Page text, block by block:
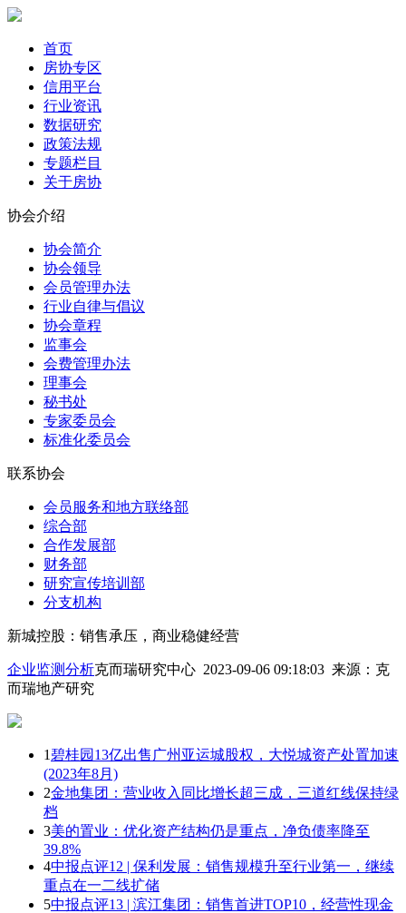
首页
房协专区
信用平台
行业资讯
数据研究
政策法规
专题栏目
关于房协
协会介绍
协会简介
协会领导
会员管理办法
行业自律与倡议
协会章程
监事会
会费管理办法
理事会
秘书处
专家委员会
标准化委员会
联系协会
会员服务和地方联络部
综合部
合作发展部
财务部
研究宣传培训部
分支机构
新城控股：销售承压，商业稳健经营
企业监测分析克而瑞研究中心 2023-09-06 09:18:03 来源： 克
而瑞地产研究
1 碧桂园13亿出售广州亚运城股权，大悦城资产处置加速
(2023年8月)
2金地集团：营业收入同比增长超三成，三道红线保持绿
档
3美的置业：优化资产结构仍是重点，净负债率降至
39.8%
4中报点评12 | 保利发展：销售规模升至行业第一，继续
重点在一二线扩储
5中报点评13 | 滨江集团：销售首进TOP10，经营性现金